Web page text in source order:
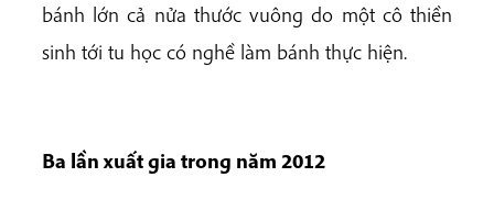
bánh lớn cả nửa thước vuông do một cô thiền
sinh tới tu học có nghề làm bánh thực hiện.
Ba lần xuất gia trong năm 2012